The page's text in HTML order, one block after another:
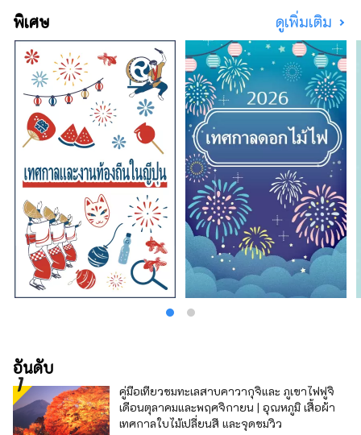
พิเศษ ดูเพิ่มเติม
อันดับ
คู่มือเที่ยวชมทะเลสาบคาวากุจิและ ภูเขาไฟฟูจิ
เดือนตุลาคมและพฤศจิกายน | อุณหภูมิ เสื้อผ้า
เทศกาลใบไม้เปลี่ยนสี และจุดชมวิว